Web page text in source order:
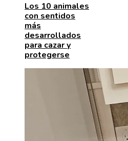
Los 10 animales
con sentidos
más
desarrollados
para cazar y
protegerse